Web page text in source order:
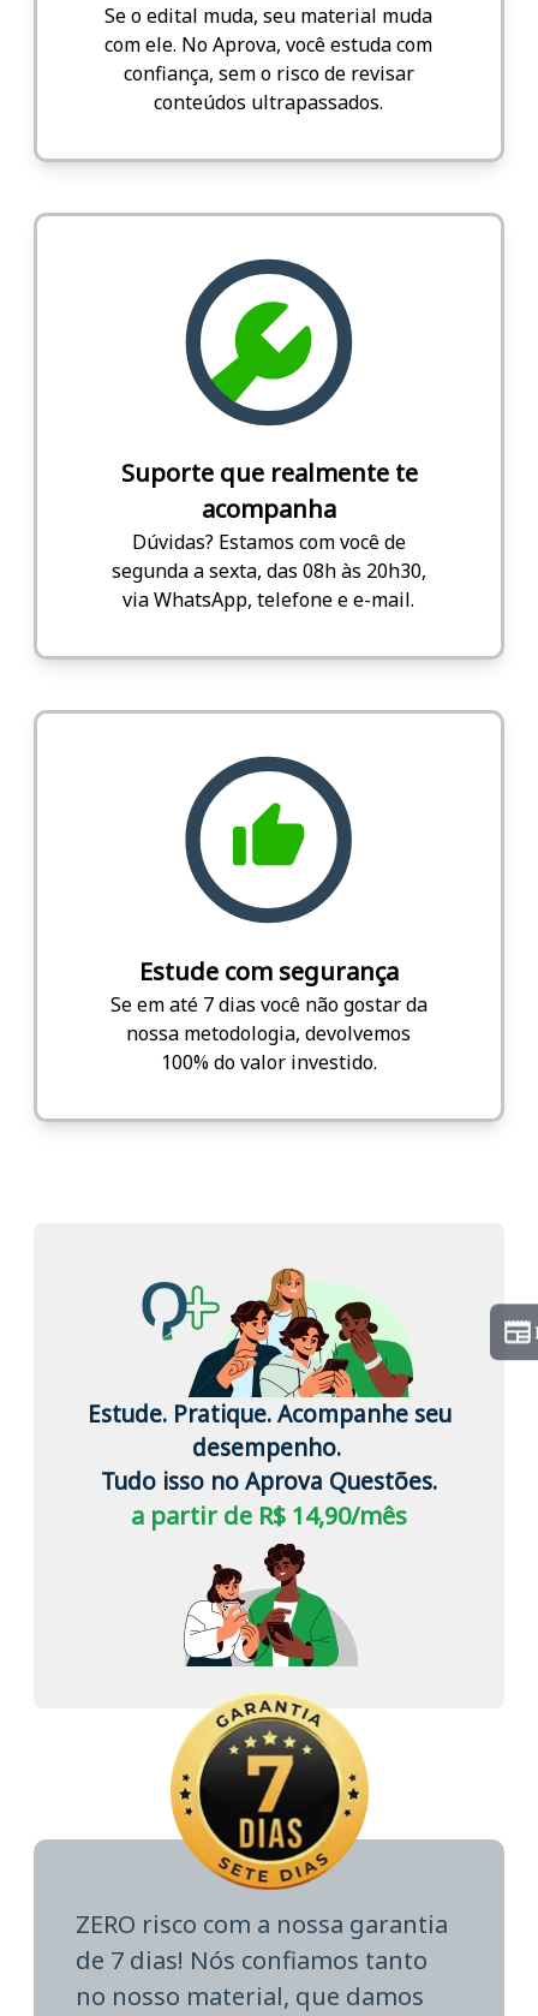
Se o edital muda, seu material muda
com ele. No Aprova, você estuda com
confiança, sem o risco de revisar
conteúdos ultrapassados.
Suporte que realmente te
acompanha
Dúvidas? Estamos com você de
segunda a sexta, das 08h às 20h30,
via WhatsApp, telefone e e-mail.
Estude com segurança
Se em até 7 dias você não gostar da
nossa metodologia, devolvemos
100% do valor investido.
Estude. Pratique. Acompanhe seu
desempenho.
Tudo isso no Aprova Questões.
a partir de R$ 14,90/mês
ZERO risco com a nossa garantia
de 7 dias! Nós confiamos tanto
no nosso material, que damos